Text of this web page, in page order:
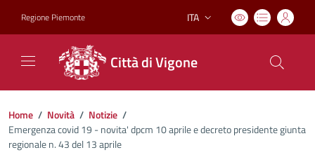
Regione Piemonte Lingua attiva:
ITA
Città di Vigone
Home / Novità / Notizie /
Emergenza covid 19 - novita' dpcm 10 aprile e decreto presidente giunta
regionale n. 43 del 13 aprile